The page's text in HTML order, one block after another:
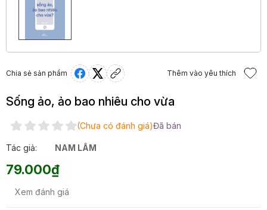
Chia sẻ sản phẩm Thêm vào yêu thích
Sống ảo, ảo bao nhiêu cho vừa
(Chưa có đánh giá)Đã bán
Tác giả: NAM LÂM
79.000₫
Xem đánh giá